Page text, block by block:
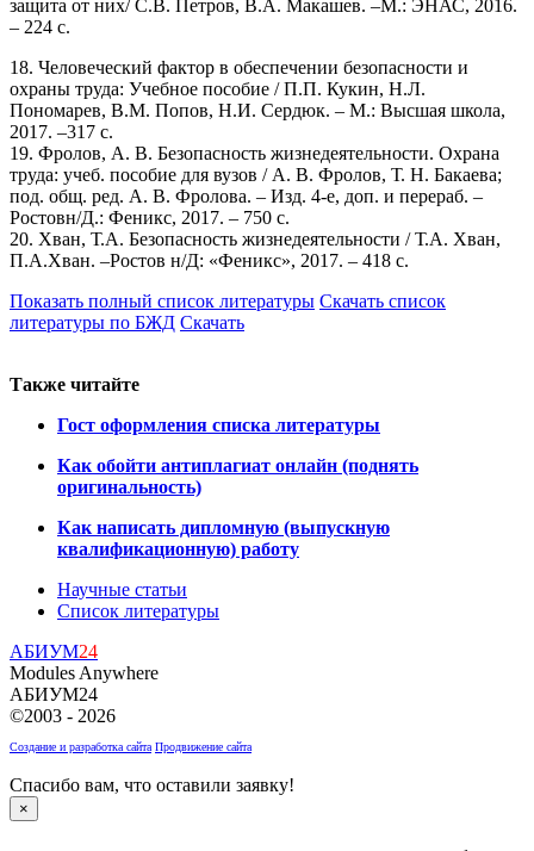
защита от них/ С.В. Петров, В.А. Макашев. –М.: ЭНАС, 2016.
– 224 с.
18. Человеческий фактор в обеспечении безопасности и
охраны труда: Учебное пособие / П.П. Кукин, Н.Л.
Пономарев, В.М. Попов, Н.И. Сердюк. – М.: Высшая школа,
2017. –317 с.
19. Фролов, А. В. Безопасность жизнедеятельности. Охрана
труда: учеб. пособие для вузов / А. В. Фролов, Т. Н. Бакаева;
под. общ. ред. А. В. Фролова. – Изд. 4-е, доп. и перераб. –
Ростовн/Д.: Феникс, 2017. – 750 с.
20. Хван, Т.А. Безопасность жизнедеятельности / Т.А. Хван,
П.А.Хван. –Ростов н/Д: «Феникс», 2017. – 418 с.
Показать полный список литературы Скачать список
литературы по БЖД Скачать
Также читайте
Гост оформления списка литературы
Как обойти антиплагиат онлайн (поднять
оригинальность)
Как написать дипломную (выпускную
квалификационную) работу
Научные статьи
Список литературы
АБИУМ24
Modules Anywhere
АБИУМ24
©2003 - 2026
Создание и разработка сайта Продвижение сайта
Спасибо вам, что оставили заявку!
×